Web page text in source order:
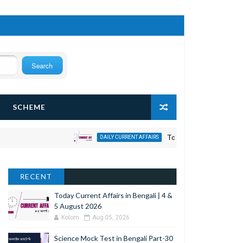
SCHEME
DAILY CURRENT AFFAIRS Today Current Affairs in
RECENT
Today Current Affairs in Bengali | 4 &
5 August 2026
Kolom Aug 05, 2026
Science Mock Test in Bengali Part-30